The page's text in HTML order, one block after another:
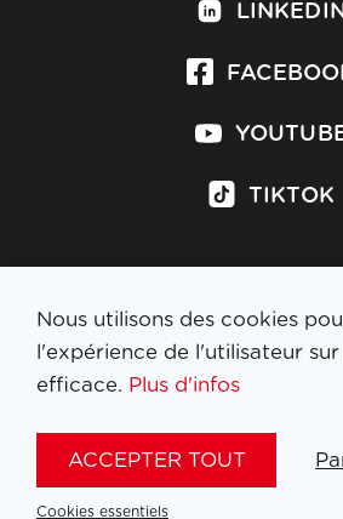
TIKTOK
S'inscrire à la
Nous utilisons des cookies
l'expérience de l'utilisateur
efficace. Plus d'infos
ACCEPTER TOUT
Cookies essentiels